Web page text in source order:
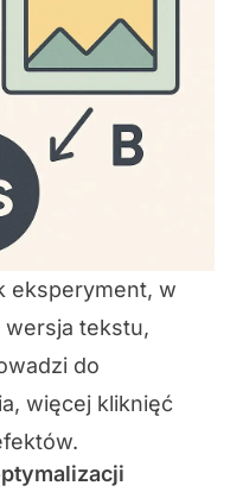
eksperyment, w
tekstu,
do
więcej kliknięć